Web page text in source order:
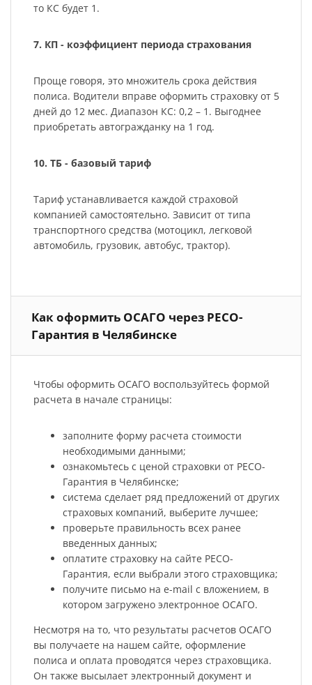
то КС будет 1.
7. КП - коэффициент периода страхования
Проще говоря, это множитель срока действия
полиса. Водители вправе оформить страховку от 5
дней до 12 мес. Диапазон КС: 0,2 – 1. Выгоднее
приобретать автогражданку на 1 год.
10. ТБ - базовый тариф
Тариф устанавливается каждой страховой
компанией самостоятельно. Зависит от типа
транспортного средства (мотоцикл, легковой
автомобиль, грузовик, автобус, трактор).
Как оформить ОСАГО через РЕСО-
Гарантия в Челябинске
Чтобы оформить ОСАГО воспользуйтесь формой
расчета в начале страницы:
заполните форму расчета стоимости
необходимыми данными;
ознакомьтесь с ценой страховки от РЕСО-
Гарантия в Челябинске;
система сделает ряд предложений от других
страховых компаний, выберите лучшее;
проверьте правильность всех ранее
введенных данных;
оплатите страховку на сайте РЕСО-
Гарантия, если выбрали этого страховщика;
получите письмо на e-mail с вложением, в
котором загружено электронное ОСАГО.
Несмотря на то, что результаты расчетов ОСАГО
вы получаете на нашем сайте, оформление
полиса и оплата проводятся через страховщика.
Он также высылает электронный документ и